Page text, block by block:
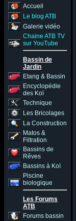
Accueil
Le blog ATB
Galerie vidéo
Chaine ATB TV
sur YouTube
Bassin de
Jardin
Etang & Bassin
Encyclopédie
des Koï
Technique
Les Bricolages
La Construction
Matos &
Filtration
Bassins de
Rêves
Bassins à Koï
Piscine
biologique
Les Forums
ATB
Forums bassin